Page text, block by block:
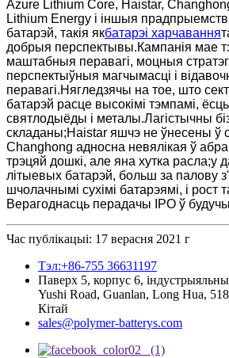
Azure Lithium Core, Haistar,
Lithium Energy і іншыя
батарэй, такія якбатарэі харчавання
добрыя перспектывы.Кампанія мае
маштабныя перавагі, моцныя
перспектыўныя магчымасці і
перавагі.Нягледзячы на ​​тое, што
батарэй расце высокімі тэмпамі,
святлодыёды і металы.Лагістычны
складаны;Haistar яшчэ не ўнесены ў
Changhong адносна невялікая ў
трэцяй дошкі, але яна хутка расла;у
літыевых батарэй, больш за палову
шчолачнымі сухімі батарэямі, і рост
Верагоднасць перадачы IPO ў
Час публікацыі: 17 верасня 2021 г
Тэл:+86-755 36631197
Паверх 5, корпус 6,
Yushi Road, Guanlan, Long Hua,
Кітай
sales@polymer-batterys.com